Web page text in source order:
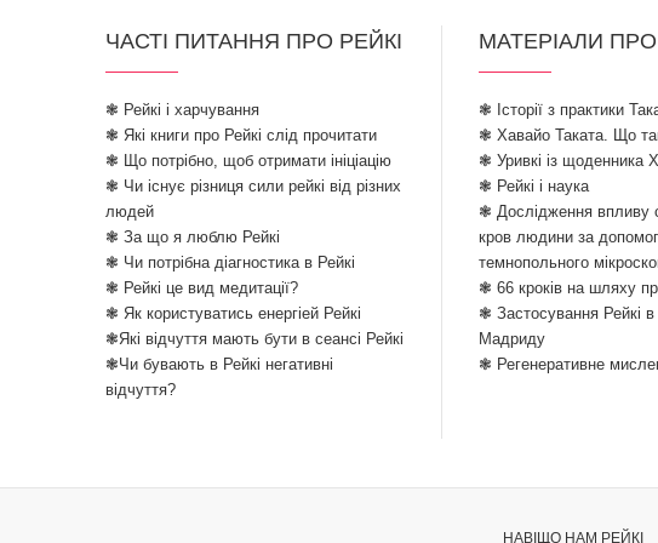
ЧАСТІ ПИТАННЯ ПРО РЕЙКІ
❃ Рейкі і харчування
❃ Які книги про Рейкі слід прочитати
❃ Що потрібно, щоб отримати ініціацію
❃ Чи існує різниця сили рейкі від різних
людей
❃ За що я люблю Рейкі
❃ Чи потрібна діагностика в Рейкі
❃ Рейкі це вид медитації?
❃ Як користуватись енергіей Рейкі
❃Які відчуття мають бути в сеансі Рейкі
❃Чи бувають в Рейкі негативні
відчуття?
МАТЕРІАЛИ ПРО
❃ Історії з практики
❃ Хавайо Таката. Що
❃ Уривкі із щоденника
❃ Рейкі і наука
❃ Дослідження впливу
кров людини за
темнопольного
❃ 66 кроків на шляху
❃ Застосування Рейкі в
Мадриду
❃ Регенеративне
НАВІЩО НАМ РЕЙКІ